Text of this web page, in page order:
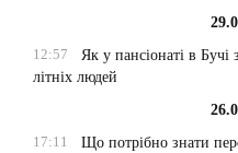
12:57
Як у пансіонаті в Бучі
літніх людей
17:11
Що потрібно знати